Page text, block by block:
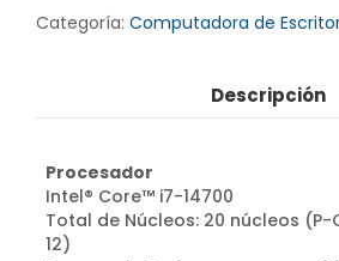
Categoría: Computadora de
Descripción
Procesador
Intel® Core™ i7-14700
Total de Núcleos: 20 núcleos (P-
12)